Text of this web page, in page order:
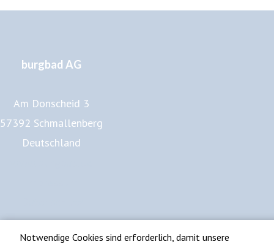
Notwendige Cookies sind erforderlich, damit unsere
burgbad AG
Am Donscheid 3
57392 Schmallenberg
Deutschland